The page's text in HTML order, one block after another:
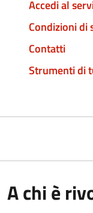
Accedi al
Condizioni di
Contatti
Strumenti di
A chi è